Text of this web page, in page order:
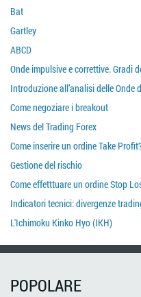
Bat
Gartley
ABCD
Onde impulsive e correttive. Gradi
Introduzione all’analisi delle Onde
Come negoziare i breakout
News del Trading Forex
Come inserire un ordine Take
Gestione del rischio
Come effetttuare un ordine Stop
Indicatori tecnici: divergenze
L'Ichimoku Kinko Hyo (IKH)
POPOLARE